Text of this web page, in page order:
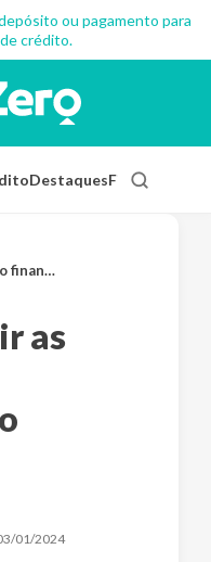
ou pagamento para
crédito.
DestaquesFinanças
as
01/2024